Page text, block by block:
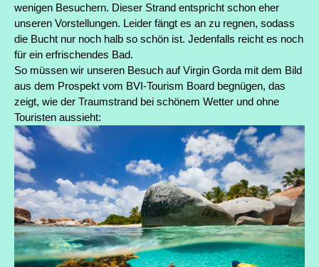
wenigen Besuchern. Dieser Strand entspricht schon eher
unseren Vorstellungen. Leider fängt es an zu regnen, sodass
die Bucht nur noch halb so schön ist. Jedenfalls reicht es noch
für ein erfrischendes Bad.
So müssen wir unseren Besuch auf Virgin Gorda mit dem Bild
aus dem Prospekt vom BVI-Tourism Board begnügen, das
zeigt, wie der Traumstrand bei schönem Wetter und ohne
Touristen aussieht: